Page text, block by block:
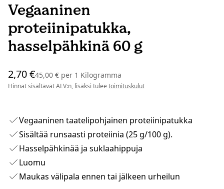
Vegaaninen
proteiinipatukka,
hasselpähkinä 60 g
2,70 €45,00 € per 1 Kilogramma
Hinnat sisältävät ALV:n, lisäksi tulee toimituskulut
Vegaaninen taatelipohjainen proteiinipatukka
Sisältää runsaasti proteiinia (25 g/100 g).
Hasselpähkinää ja suklaahippuja
Luomu
Maukas välipala ennen tai jälkeen urheilun